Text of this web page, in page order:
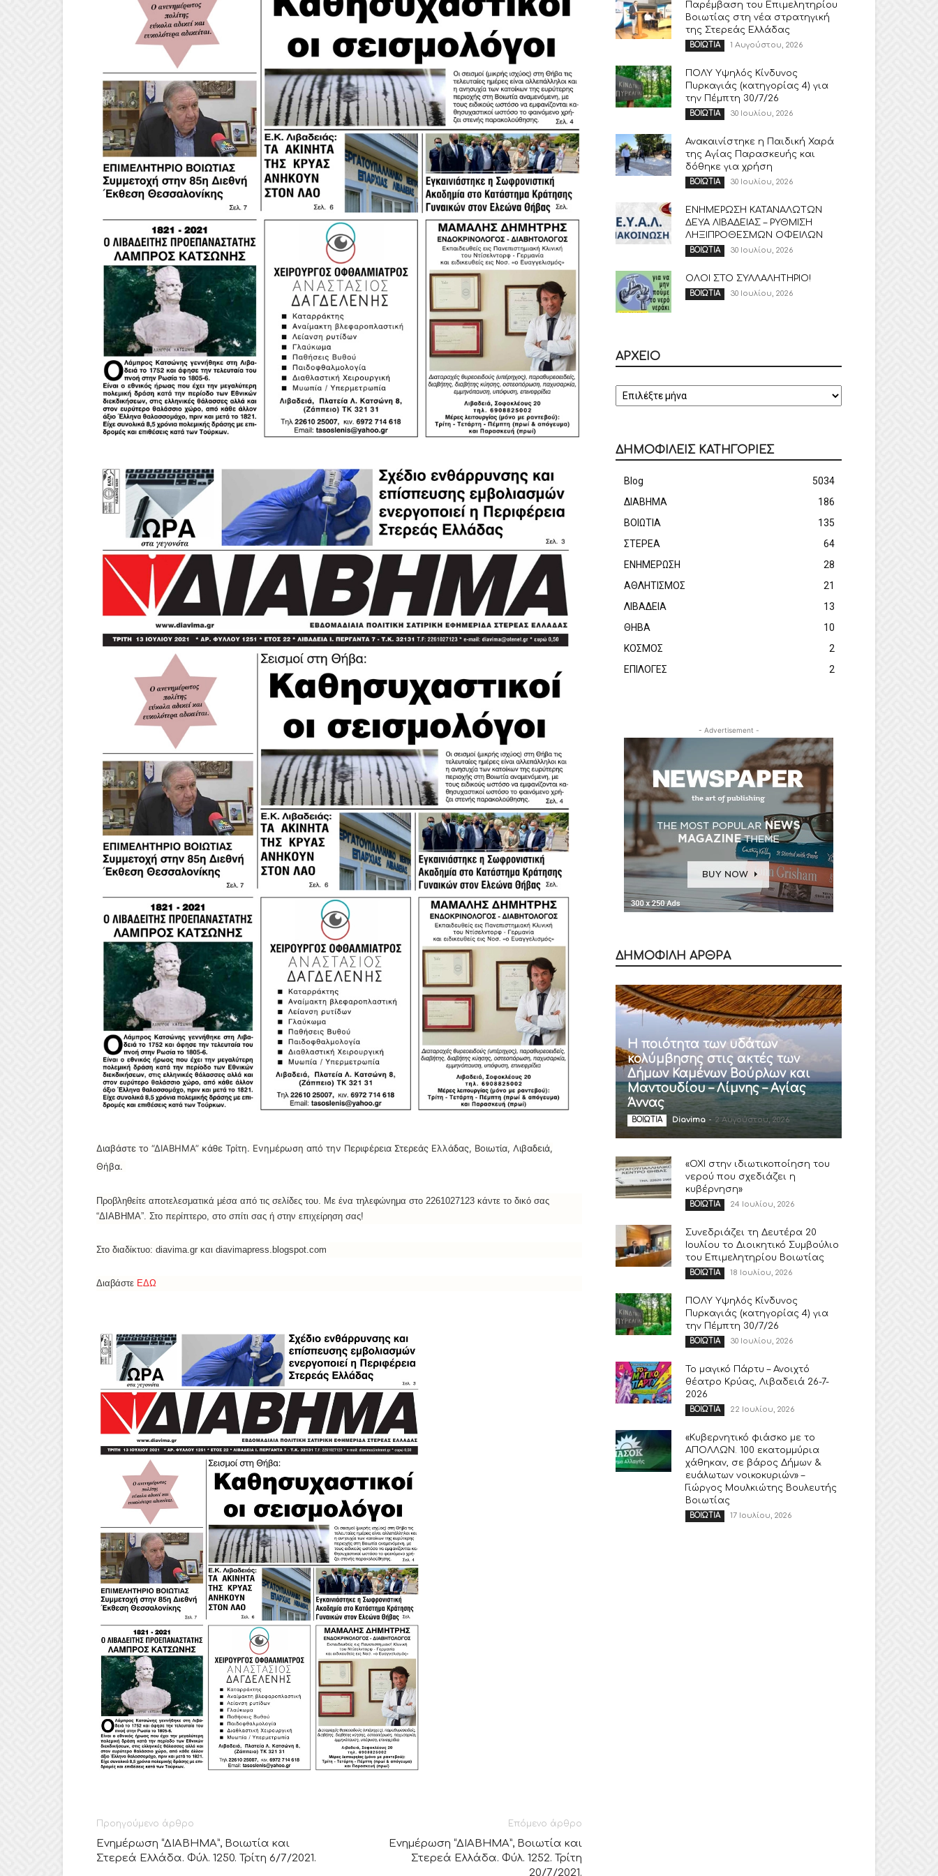
Διαβάστε το “ΔIABHMA” κάθε Τρίτη. Ενημέρωση από την Περιφέρεια Στερεάς Ελλάδας, Βοιωτία, Λιβαδειά,
Θήβα.
Προβληθείτε αποτελεσματικά μέσα από τις σελίδες του. Με ένα τηλεφώνημα στο 2261027123 κάντε το δικό σας
“ΔΙΑΒΗΜΑ”. Στο περίπτερο, στο σπίτι σας ή στην επιχείρηση σας!
Στο διαδίκτυο: diavima.gr και diavimapress.blogspot.com
Διαβάστε ΕΔΩ
Προηγούμενο άρθρο
Ενημέρωση “ΔΙΑΒΗΜΑ”, Βοιωτία και
Στερεά Ελλάδα. Φύλ. 1250. Τρίτη 6/7/2021.
Επόμενο άρθρο
Ενημέρωση “ΔΙΑΒΗΜΑ”, Βοιωτία και
Στερεά Ελλάδα. Φύλ. 1252. Τρίτη
20/7/2021.
Παρέμβαση του Επιμελητηρίου
Βοιωτίας στη νέα στρατηγική
της Στερεάς Ελλάδας
ΒΟΙΩΤΙΑ 1 Αυγούστου, 2026
ΠΟΛΥ Υψηλός Κίνδυνος
Πυρκαγιάς (κατηγορίας 4) για
την Πέμπτη 30/7/26
ΒΟΙΩΤΙΑ 30 Ιουλίου, 2026
Ανακαινίστηκε η Παιδική Χαρά
της Αγίας Παρασκευής και
δόθηκε για χρήση
ΒΟΙΩΤΙΑ 30 Ιουλίου, 2026
ΕΝΗΜΕΡΩΣΗ ΚΑΤΑΝΑΛΩΤΩΝ
ΔΕΥΑ ΛΙΒΑΔΕΙΑΣ – ΡΥΘΜΙΣΗ
ΛΗΞΙΠΡΟΘΕΣΜΩΝ ΟΦΕΙΛΩΝ
ΒΟΙΩΤΙΑ 30 Ιουλίου, 2026
ΟΛΟΙ ΣΤΟ ΣΥΛΛΑΛΗΤΗΡΙΟ!
ΒΟΙΩΤΙΑ 30 Ιουλίου, 2026
ΑΡΧΕΙΟ
ΔΗΜΟΦΙΛΕΙΣ ΚΑΤΗΓΟΡΙΕΣ
Blog
5034
ΔΙΑΒΗΜΑ
186
ΒΟΙΩΤΙΑ
135
ΣΤΕΡΕΑ
64
ΕΝΗΜΕΡΩΣΗ
28
ΑΘΛΗΤΙΣΜΟΣ
21
ΛΙΒΑΔΕΙΑ
13
ΘΗΒΑ
10
ΚΟΣΜΟΣ
2
ΕΠΙΛΟΓΕΣ
2
- Advertisement -
ΔΗΜΟΦΙΛΗ ΑΡΘΡΑ
Η ποιότητα των υδάτων
κολύμβησης στις ακτές των
Δήμων Καμένων Βούρλων και
Μαντουδίου – Λίμνης – Αγίας
Άννας
ΒΟΙΩΤΙΑ Diavima - 2 Αυγούστου, 2026
«ΟΧΙ στην ιδιωτικοποίηση του
νερού που σχεδιάζει η
κυβέρνηση»
ΒΟΙΩΤΙΑ 24 Ιουλίου, 2026
Συνεδριάζει τη Δευτέρα 20
Ιουλίου το Διοικητικό Συμβούλιο
του Επιμελητηρίου Βοιωτίας
ΒΟΙΩΤΙΑ 18 Ιουλίου, 2026
ΠΟΛΥ Υψηλός Κίνδυνος
Πυρκαγιάς (κατηγορίας 4) για
την Πέμπτη 30/7/26
ΒΟΙΩΤΙΑ 30 Ιουλίου, 2026
Το μαγικό Πάρτυ – Ανοιχτό
θέατρο Κρύας, Λιβαδειά 26-7-
2026
ΒΟΙΩΤΙΑ 22 Ιουλίου, 2026
«Κυβερνητικό φιάσκο με το
ΑΠΟΛΛΩΝ. 100 εκατομμύρια
χάθηκαν, σε βάρος Δήμων &
ευάλωτων νοικοκυριών» –
Γιώργος Μουλκιώτης Βουλευτής
Βοιωτίας
ΒΟΙΩΤΙΑ 17 Ιουλίου, 2026